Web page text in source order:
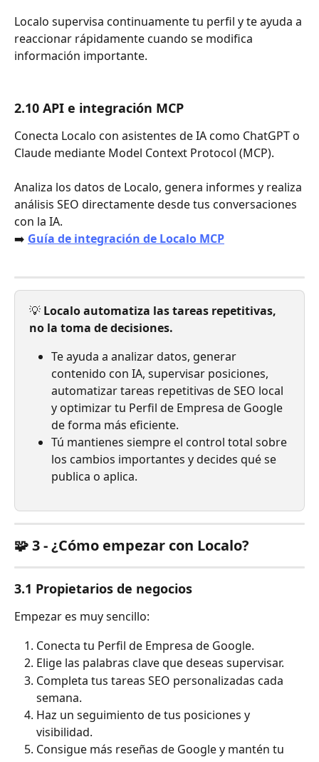
Localo supervisa continuamente tu perfil y te ayuda a
reaccionar rápidamente cuando se modifica
información importante.
2.10 API e integración MCP
Conecta Localo con asistentes de IA como ChatGPT o
Claude mediante Model Context Protocol (MCP).
Analiza los datos de Localo, genera informes y realiza
análisis SEO directamente desde tus conversaciones
con la IA.
➡️ Guía de integración de Localo MCP
💡 Localo automatiza las tareas repetitivas,
no la toma de decisiones.
Te ayuda a analizar datos, generar
contenido con IA, supervisar posiciones,
automatizar tareas repetitivas de SEO local
y optimizar tu Perfil de Empresa de Google
de forma más eficiente.
Tú mantienes siempre el control total sobre
los cambios importantes y decides qué se
publica o aplica.
🧩 3 - ¿Cómo empezar con Localo?
3.1 Propietarios de negocios
Empezar es muy sencillo:
Conecta tu Perfil de Empresa de Google.
Elige las palabras clave que deseas supervisar.
Completa tus tareas SEO personalizadas cada
semana.
Haz un seguimiento de tus posiciones y
visibilidad.
Consigue más reseñas de Google y mantén tu